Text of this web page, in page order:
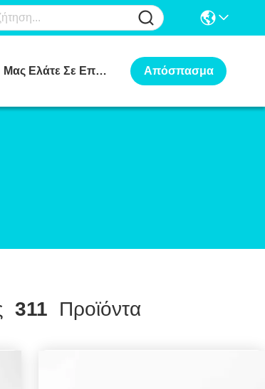
Μας Ελάτε Σε Επαφή Με Απόσπασμα
311 Προϊόντα